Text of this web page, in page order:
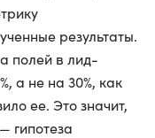
результаты.
полей в лид-
а не на 30%, как
ее. Это значит,
гипотеза